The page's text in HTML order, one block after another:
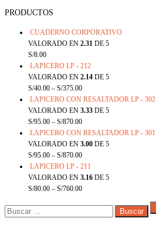
PRODUCTOS
CUADERNO CORPORATIVO
VALORADO EN 2.31 DE 5
S/8.00
LAPICERO LP - 212
VALORADO EN 2.14 DE 5
S/40.00 – S/375.00
LAPICERO CON RESALTADOR LP - 302
VALORADO EN 3.33 DE 5
S/95.00 – S/870.00
LAPICERO CON RESALTADOR LP - 301
VALORADO EN 3.00 DE 5
S/95.00 – S/870.00
LAPICERO LP - 211
VALORADO EN 3.16 DE 5
S/80.00 – S/760.00
BUSCAR: